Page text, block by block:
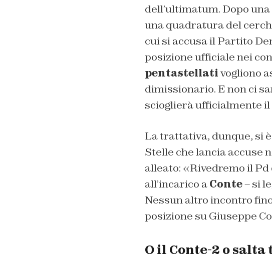
dell’ultimatum. Dopo
una quadratura del
cui si accusa il Partito
posizione ufficiale nei
pentastellativogliono
dimissionario. E non ci
scioglierà ufficialmente il
La trattativa, dunque, si
Stelle che lancia accuse
alleato: «Rivedremo il
all’incarico aConte– si
Nessun altro incontro
posizione su Giuseppe
O il Conte-2 o salta